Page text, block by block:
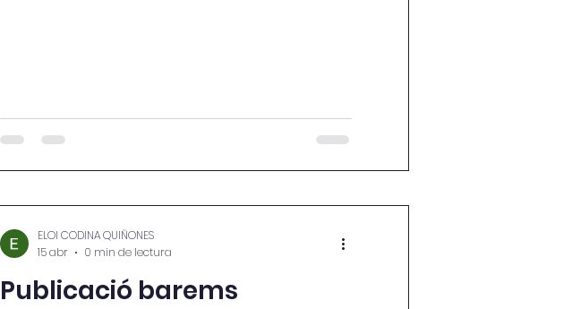
Publicació barems
ELOI CODINA QUIÑONES
15 abr
0 min de lectura